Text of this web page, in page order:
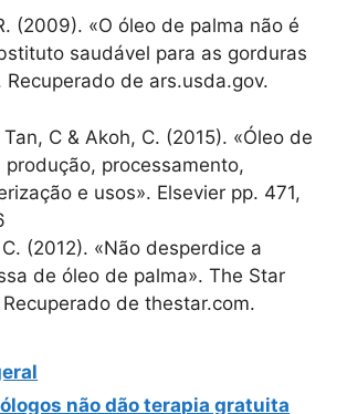
(2009). «O óleo de palma não é
saudável para as gorduras
Recuperado de ars.usda.gov.
Tan, C & Akoh, C. (2015). «Óleo de
produção, processamento,
e usos». Elsevier pp. 471,
(2012). «Não desperdice a
de óleo de palma». The Star
Recuperado de thestar.com.
não dão terapia gratuita